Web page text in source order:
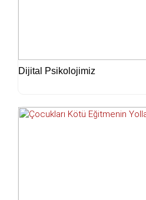
Dijital Psikolojimiz